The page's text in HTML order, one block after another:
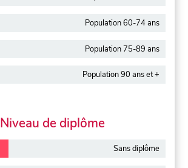
Population 60-74 ans
Population 75-89 ans
Population 90 ans et +
Niveau de diplôme
Sans diplôme